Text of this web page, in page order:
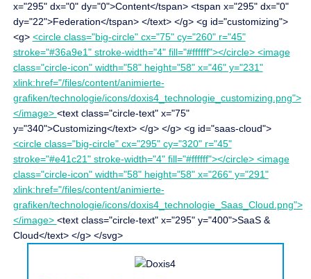
x="295" dx="0" dy="0">Content</tspan> <tspan x="295" dx="0"
dy="22">Federation</tspan> </text> </g> <g id="customizing">
<g> <circle class="big-circle" cx="75" cy="260" r="45"
stroke="#36a9e1" stroke-width="4" fill="#ffffff"></circle> <image
class="circle-icon" width="58" height="58" x="46" y="231"
xlink:href="/files/content/animierte-
grafiken/technologie/icons/doxis4_technologie_customizing.png">
</image> <text class="circle-text" x="75"
y="340">Customizing</text> </g> </g> <g id="saas-cloud">
<circle class="big-circle" cx="295" cy="320" r="45"
stroke="#e41c21" stroke-width="4" fill="#ffffff"></circle> <image
class="circle-icon" width="58" height="58" x="266" y="291"
xlink:href="/files/content/animierte-
grafiken/technologie/icons/doxis4_technologie_Saas_Cloud.png">
</image> <text class="circle-text" x="295" y="400">SaaS &
Cloud</text> </g> </svg>